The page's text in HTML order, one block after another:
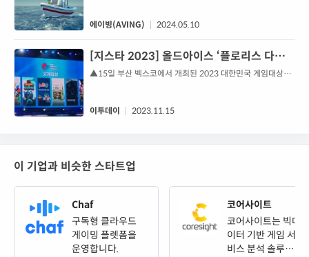
박재형 대표가 다년간 1인 개발을 하며 쌓은 경험을 바탕으로
고 있다. 올드아이스맥스 설립 전 ‘플로리스 다크니스’를 스팀
과 스토브 인디에 출시한 바 있으며, 대한민국 게임대상에서
‘굿 게임상’을, GDWC...
에이빙(AVING) 2024.05.10
[지스타 2023] 올드아이스 ‘플로리스 다크니
스’, 굿게임상 수상…소리로만 플레이하는
▲15일 부산 벡스코에서 개최된 2023 대한민국 게임대상에
이투데이
2023.11.15
이 기업과 비슷한 스타트업
Chaf
구독형 클라우드
게이밍 플렛폼을
운영합니다.
코어사이트
코어사이트는 빅데
이터 기반 게임 서
비스 분석 솔루션